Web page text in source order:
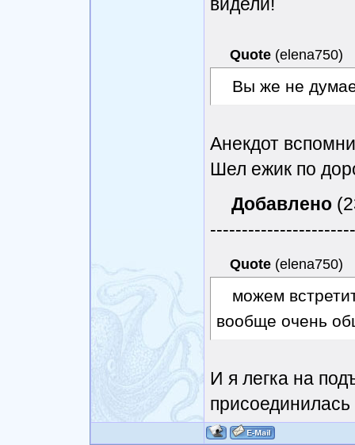
Quote (elena750)
Вы же не
Анекдот
Шел ежик по
Добавлено
Quote (elena750)
можем
вообще очень
И я легка на